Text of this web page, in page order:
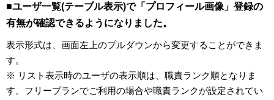
■ユーザ一覧(テーブル表示)で「プロフィール画像」登録の
有無が確認できるようになりました。
表示形式は、画面左上のプルダウンから変更することができま
す。
※ リスト表示時のユーザの表示順は、職責ランク順となりま
す。フリープランでご利用の場合や職責ランクが設定されてい